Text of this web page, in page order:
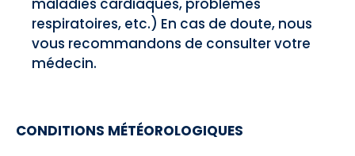
maladies cardiaques, problèmes
respiratoires, etc.) En cas de doute, nous
vous recommandons de consulter votre
médecin.
CONDITIONS MÉTÉOROLOGIQUES